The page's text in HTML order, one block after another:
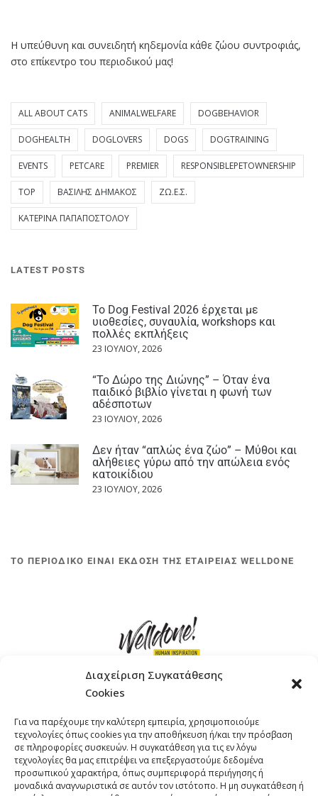
Διαχείριση Συγκατάθεσης
Cookies
Για να παρέχουμε την καλύτερη εμπειρία, χρησιμοποιούμε
τεχνολογίες όπως cookies για την αποθήκευση ή/και την πρόσβαση
σε πληροφορίες συσκευών. Η συγκατάθεση για τις εν λόγω
τεχνολογίες θα μας επιτρέψει να επεξεργαστούμε δεδομένα
προσωπικού χαρακτήρα, όπως συμπεριφορά περιήγησης ή
μοναδικά αναγνωριστικά σε αυτόν τον ιστότοπο. Η μη συγκατάθεση ή
Η υπεύθυνη και συνειδητή κηδεμονία κάθε ζώου συντροφιάς,
στο επίκεντρο του περιοδικού μας!
ALL ABOUT CATS ANIMALWELFARE DOGBEHAVIOR
DOGHEALTH DOGLOVERS DOGS DOGTRAINING
EVENTS PETCARE PREMIER RESPONSIBLEPETOWNERSHIP
TOP ΒΑΣΊΛΗΣ ΔΗΜΆΚΟΣ ΖΩ.Ε.Σ.
ΚΑΤΕΡΊΝΑ ΠΑΠΑΠΟΣΤΌΛΟΥ
LATEST POSTS
Το Dog Festival 2026 έρχεται με
υιοθεσίες, συναυλία, workshops και
πολλές εκπλήξεις
23 ΙΟΥΛΊΟΥ, 2026
“Το Δώρο της Διώνης” – Όταν ένα
παιδικό βιβλίο γίνεται η φωνή των
αδέσποτων
23 ΙΟΥΛΊΟΥ, 2026
Δεν ήταν “απλώς ένα ζώο” – Μύθοι και
αλήθειες γύρω από την απώλεια ενός
κατοικίδιου
23 ΙΟΥΛΊΟΥ, 2026
ΤΟ ΠΕΡΙΟΔΙΚΟ ΕΙΝΑΙ ΕΚΔΟΣΗ ΤΗΣ ΕΤΑΙΡΕΙΑΣ WELLDONE
ΤΗΛΕΦΩΝΟ: +30 211 4021758
EMAIL:info@welldone.com.gr